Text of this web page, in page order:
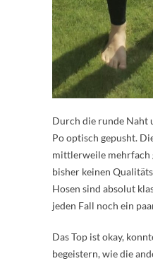
Durch die runde Naht
Po optisch gepusht.
mittlerweile mehrfach
bisher keinen
Hosen sind absolut
jeden Fall noch ein
Das Top ist okay,
begeistern, wie die